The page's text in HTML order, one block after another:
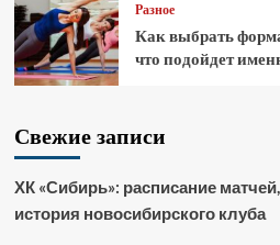
Разное
Как выбрать
что подойдет
Свежие записи
ХК «Сибирь»: расписание
история новосибирского клуба